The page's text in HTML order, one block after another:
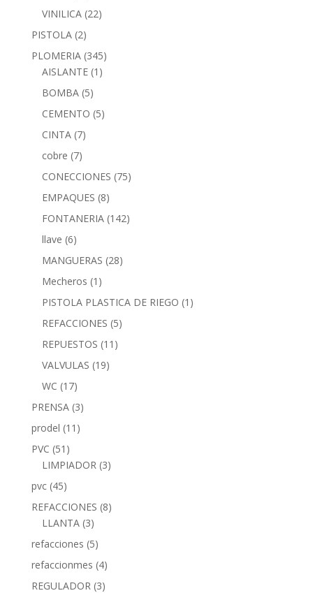
VINILICA (22)
PISTOLA (2)
PLOMERIA (345)
AISLANTE (1)
BOMBA (5)
CEMENTO (5)
CINTA (7)
cobre (7)
CONECCIONES (75)
EMPAQUES (8)
FONTANERIA (142)
llave (6)
MANGUERAS (28)
Mecheros (1)
PISTOLA PLASTICA DE RIEGO (1)
REFACCIONES (5)
REPUESTOS (11)
VALVULAS (19)
WC (17)
PRENSA (3)
prodel (11)
PVC (51)
LIMPIADOR (3)
pvc (45)
REFACCIONES (8)
LLANTA (3)
refacciones (5)
refaccionmes (4)
REGULADOR (3)